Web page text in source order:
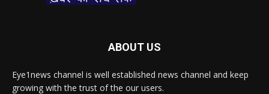
ABOUT US
Eye1news channel is well established news channel and keep
growing with the trust of the our users.